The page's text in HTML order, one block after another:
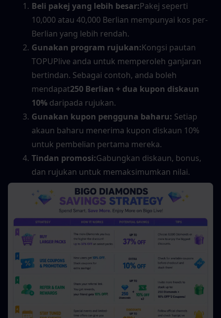
Beli pakej yang lebih besar:Pakej seperti
10,000 atau 40,000 Berlian mempunyai kos per-
Berlian yang lebih rendah.
Gunakan program rujukan:Kongsi pautan
TOPUPlive anda untuk memperoleh ganjaran
bertindan. Sebagai contoh, anda boleh
mendapat250 Berlian + dua kupon diskaun
10% daripada rujukan.
Gunakan kupon pengguna baharu: Setiap
akaun baharu menerima kupon diskaun 10%
untuk pembelian pertama mereka.
Tindan promosi:Gabungkan diskaun, bonus,
dan rujukan untuk memaksimumkan nilai.